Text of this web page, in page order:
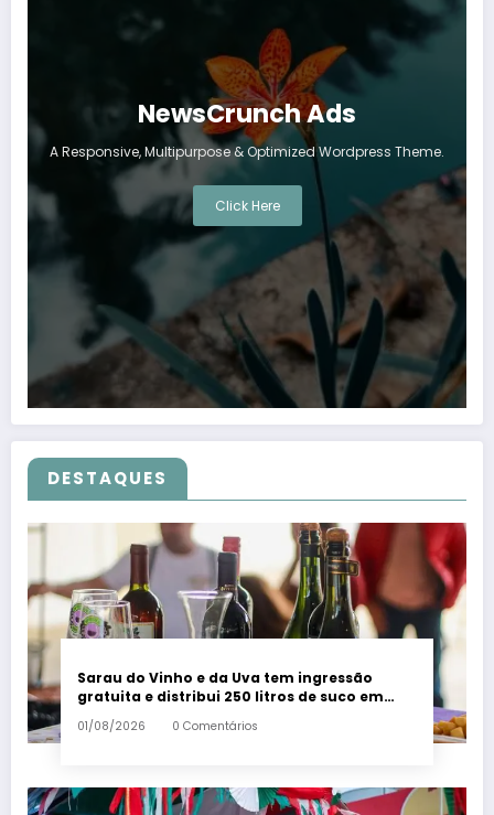
NewsCrunch Ads
A Responsive, Multipurpose & Optimized Wordpress Theme.
Click Here
DESTAQUES
Sarau do Vinho e da Uva tem ingressão
gratuita e distribui 250 litros de suco em
Santa Teresa – Em Dia ES
01/08/2026 0 Comentários